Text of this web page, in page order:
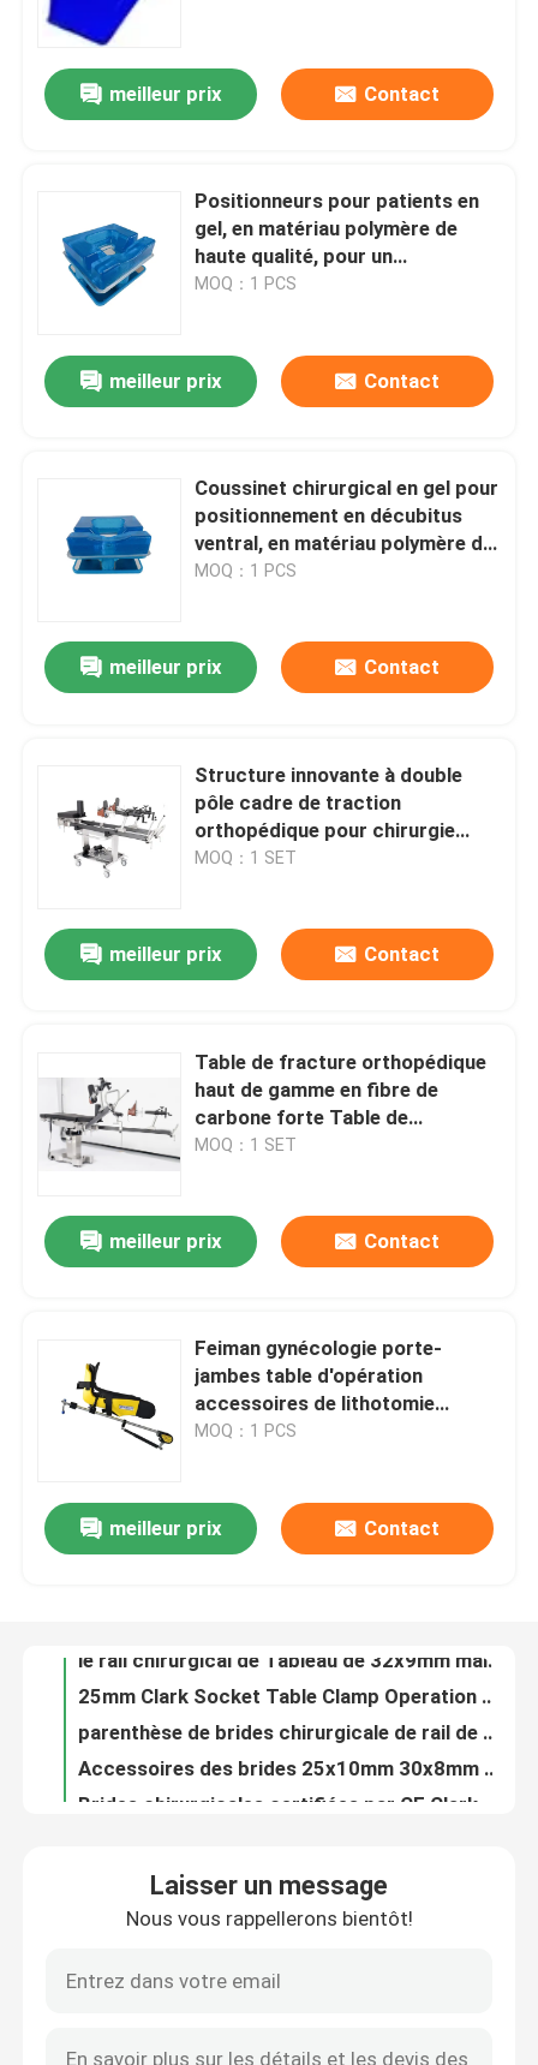
Aperçu
A propos de nous
Contrôle de la qualité
Contact
Accessoires pour table d'opération
Électro table hydraulique d'opération
Circuit hydraulique de Tableau d'opération
meilleur prix Contact
Positionneurs pour patients en
gel, en matériau polymère de
haute qualité, pour un
positionnement confortable
MOQ：1 PCS
meilleur prix Contact
Coussinet chirurgical en gel pour
positionnement en décubitus
ventral, en matériau polymère de
gel de haute qualité, pour soutien
MOQ：1 PCS
meilleur prix Contact
Structure innovante à double
pôle cadre de traction
orthopédique pour chirurgie
orthopédique
MOQ：1 SET
meilleur prix Contact
Table de fracture orthopédique
haut de gamme en fibre de
carbone forte Table de
remplacement de la hanche
MOQ：1 SET
meilleur prix Contact
Feiman gynécologie porte-
jambes table d'opération
accessoires de lithotomie
Stirrup cadre de jambe
MOQ：1 PCS
meilleur prix Contact
Bride chirurgicale de Tableau de machines de puissance pour le Tableau d'opération avec la garantie d'une année
Laisser un message
Nous vous rappellerons bientôt!